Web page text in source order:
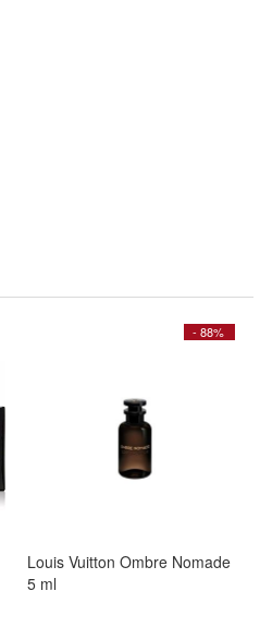
- 88%
Louis Vuitton Ombre Nomade
5 ml